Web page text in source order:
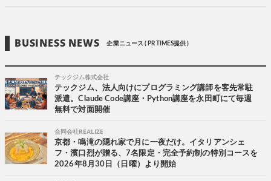
BUSINESS NEWS 企業ニュース ( PR TIMES提供 )
テックジム株式会社
テックジム、法人向けにプログラミング講師を客先常駐
派遣。Claude Code講座・Python講座を永田町にて毎週
無料で対面開催
合同会社REALIZE
京都・鳴滝の隠れ家で月に一夜だけ。イタリアンシェ
フ・濱口烈が贈る、7名限定・完全予約制の特別コースを
2026年8月30日（日曜）より開始